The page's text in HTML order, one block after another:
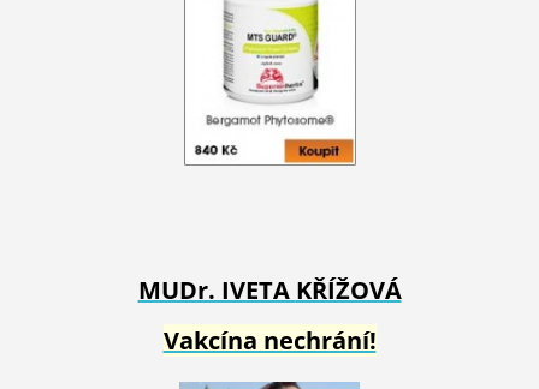
MUDr. IVETA KŘÍŽOVÁ
Vakcína nechrání!